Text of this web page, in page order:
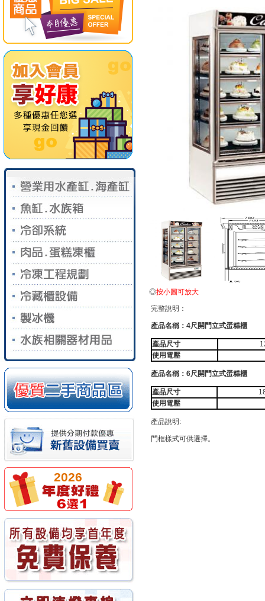
2026
◎按小圖可放大
完整說明：
產品名稱：4尺開門立式蛋糕櫃
產品尺寸
使用電壓
產品名稱：6尺開門立式蛋糕櫃
產品尺寸
使用電壓
產品說明:
門框樣式可供選擇。